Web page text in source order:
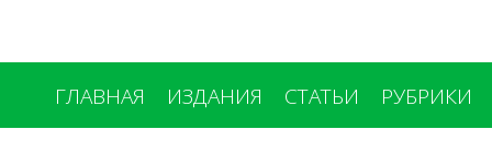
ГЛАВНАЯ ИЗДАНИЯ СТАТЬИ РУБРИКИ